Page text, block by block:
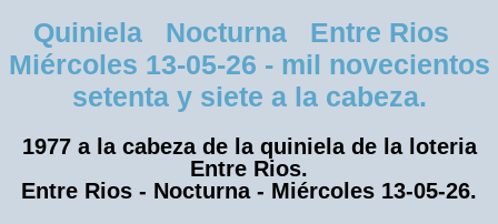
Quiniela Nocturna Entre Rios
Miércoles 13-05-26 - mil novecientos
setenta y siete a la cabeza.
1977 a la cabeza de la quiniela de la loteria
Entre Rios.
Entre Rios - Nocturna - Miércoles 13-05-26.